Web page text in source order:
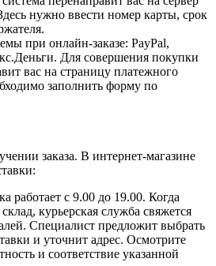
нужно ввести номер карты, срок
при онлайн-заказе: PayPal,
Для совершения покупки
вас на страницу платежного
заполнить форму по
заказа. В интернет-магазине
работает с 9.00 до 19.00. Когда
курьерская служба свяжется
Специалист предложит выбрать
и уточнит адрес. Осмотрите
и соответствие указанной